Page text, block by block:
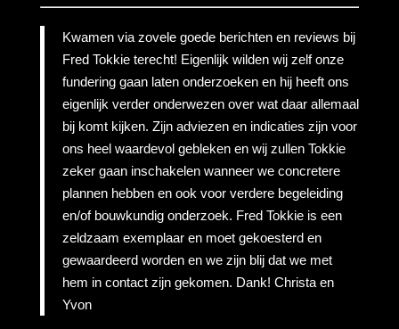
Kwamen via zovele goede berichten en reviews bij
Fred Tokkie terecht! Eigenlijk wilden wij zelf onze
fundering gaan laten onderzoeken en hij heeft ons
eigenlijk verder onderwezen over wat daar allemaal
bij komt kijken. Zijn adviezen en indicaties zijn voor
ons heel waardevol gebleken en wij zullen Tokkie
zeker gaan inschakelen wanneer we concretere
plannen hebben en ook voor verdere begeleiding
en/of bouwkundig onderzoek. Fred Tokkie is een
zeldzaam exemplaar en moet gekoesterd en
gewaardeerd worden en we zijn blij dat we met
hem in contact zijn gekomen. Dank! Christa en
Yvon